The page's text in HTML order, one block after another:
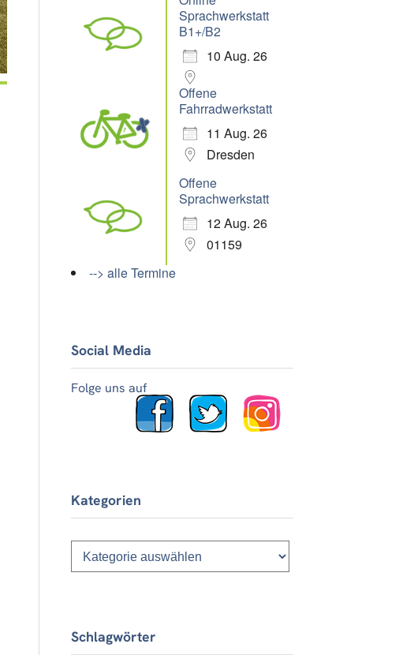
Sprachwerkstatt
B1+/B2
10 Aug. 26
Offene
Fahrradwerkstatt
11 Aug. 26
Dresden
Offene
Sprachwerkstatt
12 Aug. 26
01159
--> alle Termine
Social Media
Folge uns auf
Kategorien
Kategorien
Schlagwörter